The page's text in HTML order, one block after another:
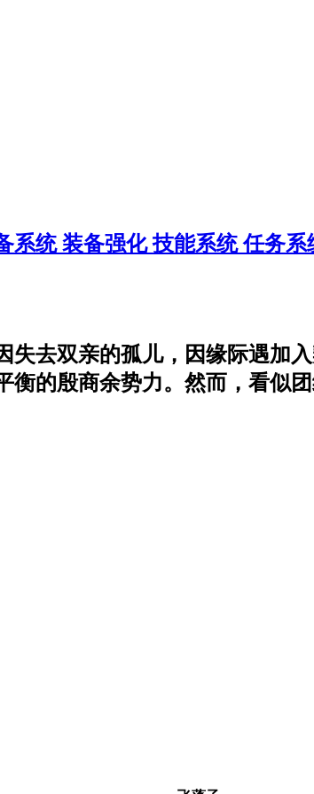
系统装备强化技能系统任务系
去双亲的孤儿，因缘际遇加
的殷商余势力。然而，看似